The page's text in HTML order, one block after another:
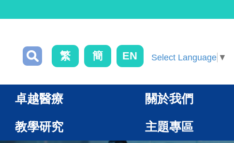
繁 簡 EN Select Language ▼
卓越醫療 關於我們
教學研究 主題專區